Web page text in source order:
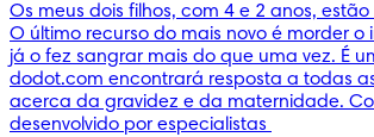
Os meus dois filhos, com 4 e 2 anos,
O último recurso do mais novo é morder o
já o fez sangrar mais do que uma vez. É
dodot.com encontrará resposta a todas
acerca da gravidez e da maternidade.
desenvolvido por especialistas